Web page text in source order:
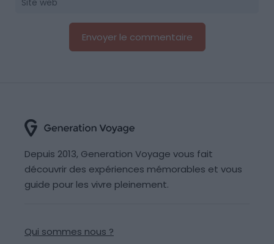
Depuis 2013, Generation Voyage vous fait
découvrir des expériences mémorables et vous
guide pour les vivre pleinement.
Qui sommes nous ?